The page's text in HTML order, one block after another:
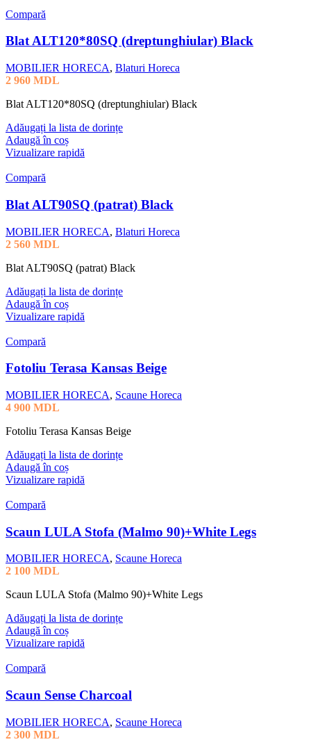
Compară
Blat ALT120*80SQ (dreptunghiular) Black
MOBILIER HORECA, Blaturi Horeca
2 960 MDL
Blat ALT120*80SQ (dreptunghiular) Black
Adăugați la lista de dorințe
Adaugă în coș
Vizualizare rapidă
Compară
Blat ALT90SQ (patrat) Black
MOBILIER HORECA, Blaturi Horeca
2 560 MDL
Blat ALT90SQ (patrat) Black
Adăugați la lista de dorințe
Adaugă în coș
Vizualizare rapidă
Compară
Fotoliu Terasa Kansas Beige
MOBILIER HORECA, Scaune Horeca
4 900 MDL
Fotoliu Terasa Kansas Beige
Adăugați la lista de dorințe
Adaugă în coș
Vizualizare rapidă
Compară
Scaun LULA Stofa (Malmo 90)+White Legs
MOBILIER HORECA, Scaune Horeca
2 100 MDL
Scaun LULA Stofa (Malmo 90)+White Legs
Adăugați la lista de dorințe
Adaugă în coș
Vizualizare rapidă
Compară
Scaun Sense Charcoal
MOBILIER HORECA, Scaune Horeca
2 300 MDL